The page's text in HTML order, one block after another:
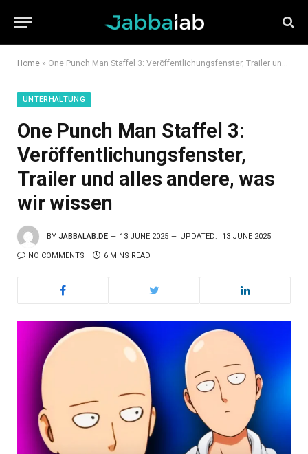
Home » One Punch Man Staffel 3: Veröffentlichungsfenster, Trailer und alles andere, was wir wissen
UNTERHALTUNG
One Punch Man Staffel 3:
Veröffentlichungsfenster,
Trailer und alles andere, was
wir wissen
BY JABBALAB.DE 13 JUNE 2025 UPDATED: 13 JUNE 2025
NO COMMENTS 6 MINS READ